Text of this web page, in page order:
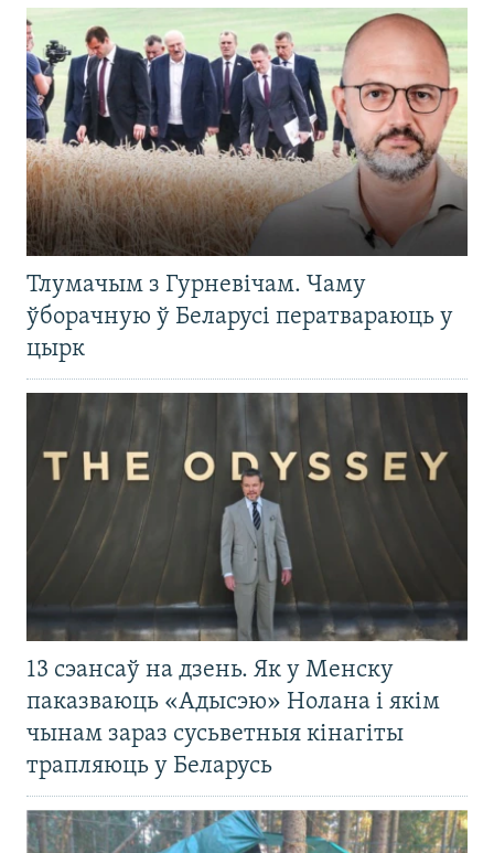
Тлумачым з Гурневічам. Чаму
ўборачную ў Беларусі ператвараюць у
цырк
13 сэансаў на дзень. Як у Менску
паказваюць «Адысэю» Нолана і якім
чынам зараз сусьветныя кінагіты
трапляюць у Беларусь